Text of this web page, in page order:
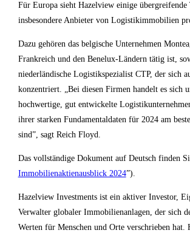
Für Europa sieht Hazelview einige übergreifende
insbesondere Anbieter von Logistikimmobilien
Dazu gehören das belgische Unternehmen
Frankreich und den Benelux-Ländern tätig ist,
niederländische Logistikspezialist CTP, der sich
konzentriert. „Bei diesen Firmen handelt es sich
hochwertige, gut entwickelte
ihrer starken Fundamentaldaten für 2024 am
sind”, sagt Reich Floyd.
Das vollständige Dokument auf Deutsch finden
Immobilienaktienausblick 2024”).
Hazelview Investments ist ein aktiver Investor,
Verwalter globaler Immobilienanlagen, der sich
Werten für Menschen und Orte verschrieben hat.